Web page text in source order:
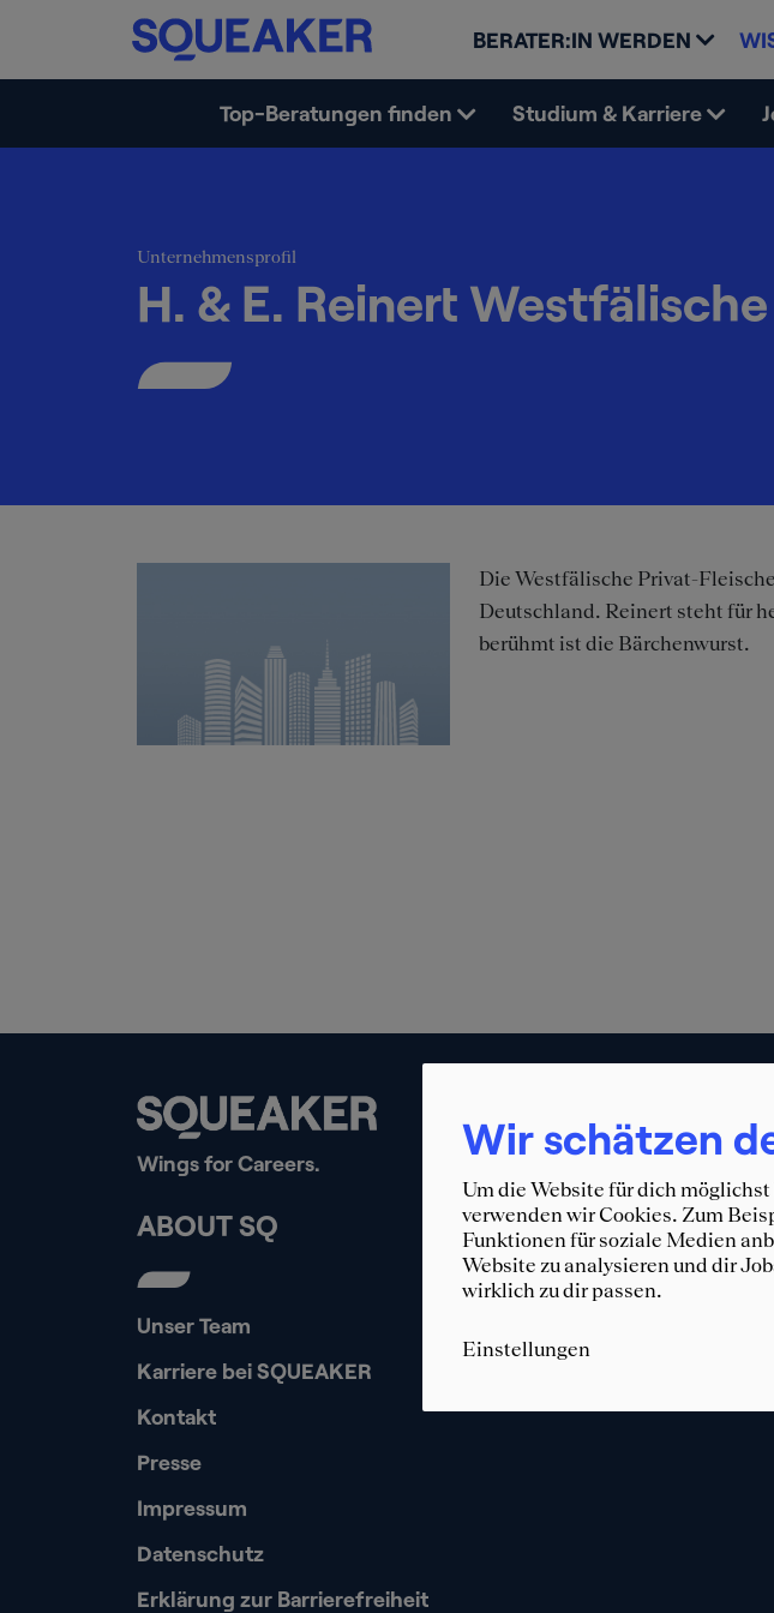
BERATER:IN WERDEN
Top-Beratungen finden Studium & Karriere
Unternehmensprofil
H. & E. Reinert
Die Westfälische Privat-
Deutschland. Reinert steht für
berühmt ist die Bärchenwurst.
Wings for Careers.
ABOUT SQ
Unser Team
Karriere bei SQUEAKER
Kontakt
Presse
Impressum
Datenschutz
Erklärung zur Barrierefreiheit
Wir schätzen
Um die Website für dich
verwenden wir Cookies. Zum
Funktionen für soziale Medien
Website zu analysieren und dir
wirklich zu dir passen.
Einstellungen